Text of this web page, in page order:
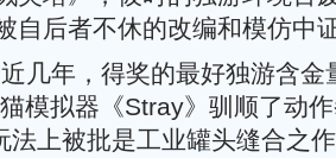
自后者不休的改编和模仿中
几年，得奖的最好独游含金
模拟器《Stray》驯顺了动
法上被批是工业罐头缝合之